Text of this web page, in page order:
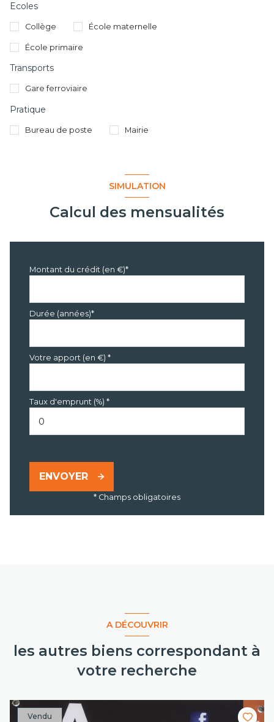
Ecoles
Collège École maternelle
École primaire
Transports
Gare ferroviaire
Pratique
Bureau de poste Mairie
SIMULATION
Calcul des mensualités
Montant du crédit (en €)*
Durée (années)*
Votre apport (en €) *
Taux d'emprunt (%) *
ENVOYER
* Champs obligatoires
A DÉCOUVRIR
les autres biens correspondant à
votre recherche
Vendu